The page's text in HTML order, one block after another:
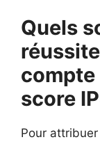
Quels
score
Pour